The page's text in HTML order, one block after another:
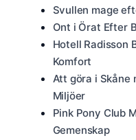
Svullen mage
Ont i Örat Efter
Hotell Radisson
Komfort
Att göra i Skåne
Miljöer
Pink Pony Club
Gemenskap